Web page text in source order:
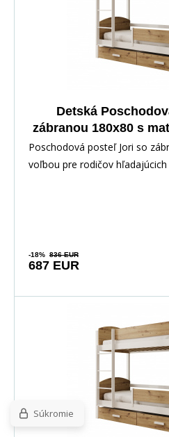
Detská
zábranou 180x80 s
Poschodová posteľ Jori so
voľbou pre rodičov
-18% 836 EUR
687 EUR
Súkromie